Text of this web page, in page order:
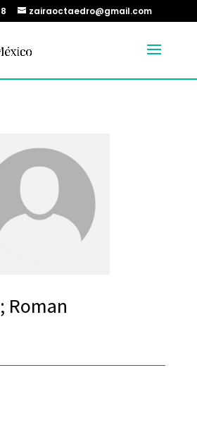
zairaoctaedro@gmail.com
Roman